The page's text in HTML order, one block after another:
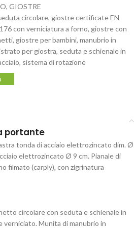
, GIOSTRE
circolare, giostre certificate EN
con verniciatura a forno, giostre con
, giostre per bambini, manubrio in
per giostra, seduta e schienale in
, sistema di rotazione
portante
tonda di acciaio elettrozincato dim. Ø
elettrozincato Ø 9 cm. Pianale di
filmato (carply), con zigrinatura
circolare con seduta e schienale in
verniciato. Munita di manubrio in